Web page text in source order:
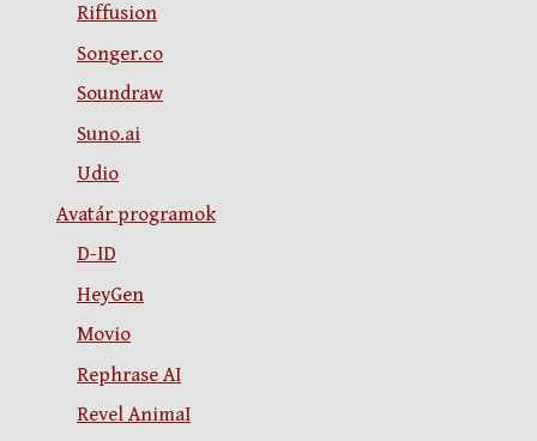
Riffusion
Songer.co
Soundraw
Suno.ai
Udio
Avatár programok
D-ID
HeyGen
Movio
Rephrase AI
Revel AnimaI